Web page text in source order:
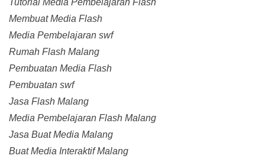
Tutorial Media Pembelajaran Flash
Membuat Media Flash
Media Pembelajaran swf
Rumah Flash Malang
Pembuatan Media Flash
Pembuatan swf
Jasa Flash Malang
Media Pembelajaran Flash Malang
Jasa Buat Media Malang
Buat Media Interaktif Malang